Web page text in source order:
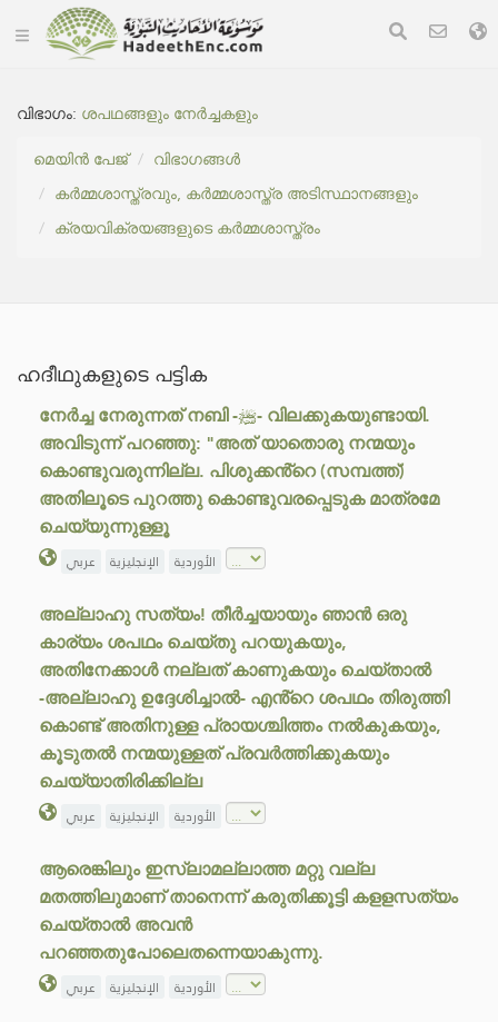
വിഭാഗം: ശപഥങ്ങളും നേർച്ചകളും
മെയിൻ പേജ്
വിഭാഗങ്ങൾ
കർമ്മശാസ്ത്രവും, കർമ്മശാസ്ത്ര അടിസ്ഥാനങ്ങളും
ക്രയവിക്രയങ്ങളുടെ കർമ്മശാസ്ത്രം
ഹദീഥുകളുടെ പട്ടിക
നേർച്ച നേരുന്നത് നബി -ﷺ- വിലക്കുകയുണ്ടായി.
അവിടുന്ന് പറഞ്ഞു: "അത് യാതൊരു നന്മയും
കൊണ്ടുവരുന്നില്ല. പിശുക്കൻ്റെ (സമ്പത്ത്)
അതിലൂടെ പുറത്തു കൊണ്ടുവരപ്പെടുക മാത്രമേ
ചെയ്യുന്നുള്ളൂ
عربي الإنجليزية الأوردية
അല്ലാഹു സത്യം! തീർച്ചയായും ഞാൻ ഒരു
കാര്യം ശപഥം ചെയ്തു പറയുകയും,
അതിനേക്കാൾ നല്ലത് കാണുകയും ചെയ്താൽ
-അല്ലാഹു ഉദ്ദേശിച്ചാൽ- എൻ്റെ ശപഥം തിരുത്തി
കൊണ്ട് അതിനുള്ള പ്രായശ്ചിത്തം നൽകുകയും,
കൂടുതൽ നന്മയുള്ളത് പ്രവർത്തിക്കുകയും
ചെയ്യാതിരിക്കില്ല
عربي الإنجليزية الأوردية
ആരെങ്കിലും ഇസ്ലാമല്ലാത്ത മറ്റു വല്ല
മതത്തിലുമാണ് താനെന്ന് കരുതിക്കൂട്ടി കളളസത്യം
ചെയ്താൽ അവൻ
പറഞ്ഞതുപോലെതന്നെയാകുന്നു.
عربي الإنجليزية الأوردية